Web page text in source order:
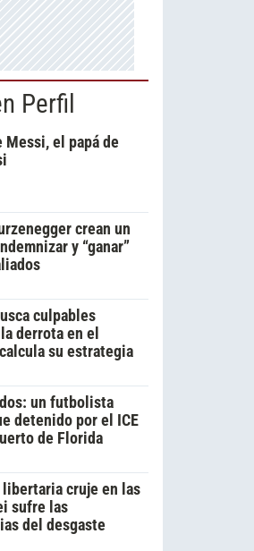
Perfil
el papá de
crean un
y “ganar”
culpables
derrota en el
su estrategia
un futbolista
detenido por el ICE
de Florida
cruje en las
sufre las
del desgaste